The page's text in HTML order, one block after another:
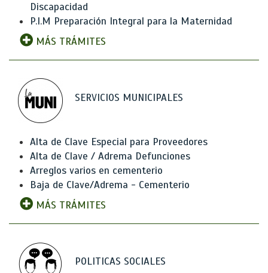
Discapacidad
P.I.M Preparación Integral para la Maternidad
MÁS TRÁMITES
SERVICIOS MUNICIPALES
Alta de Clave Especial para Proveedores
Alta de Clave / Adrema Defunciones
Arreglos varios en cementerio
Baja de Clave/Adrema - Cementerio
MÁS TRÁMITES
POLITICAS SOCIALES